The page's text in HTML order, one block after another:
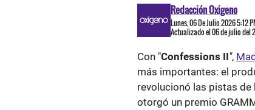
Redacción Oxigeno
Lunes, 06 De Julio 2026 5:12
Actualizado el 06 de julio del
Con "Confessions II",
más importantes: el
revolucionó las pistas de
otorgó un premio